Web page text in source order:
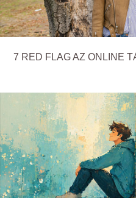
7 RED FLAG AZ ONLINE